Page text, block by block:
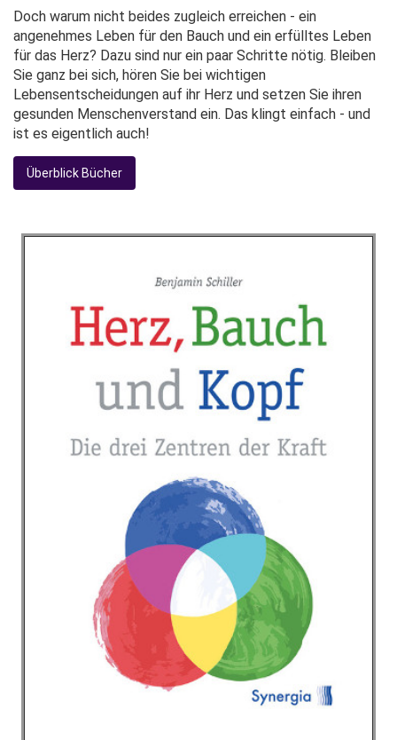
Doch warum nicht beides zugleich erreichen - ein
angenehmes Leben für den Bauch und ein erfülltes Leben
für das Herz? Dazu sind nur ein paar Schritte nötig. Bleiben
Sie ganz bei sich, hören Sie bei wichtigen
Lebensentscheidungen auf ihr Herz und setzen Sie ihren
gesunden Menschenverstand ein. Das klingt einfach - und
ist es eigentlich auch!
Überblick Bücher